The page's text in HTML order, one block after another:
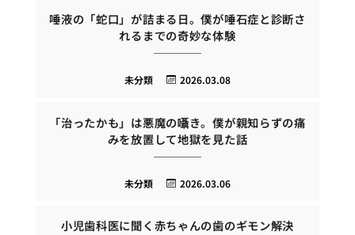
唾液の「蛇口」が詰まる日。僕が唾石症と診断さ
れるまでの奇妙な体験
2026.03.08
未分類
「治ったかも」は悪魔の囁き。僕が親知らずの痛
みを放置して地獄を見た話
2026.03.06
未分類
小児歯科医に聞く赤ちゃんの歯のギモン解決